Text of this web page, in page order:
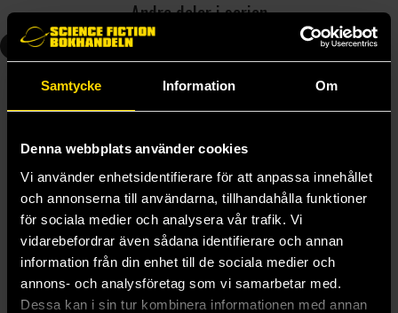
Samtycke Information Om
Denna webbplats använder cookies
Vi använder enhetsidentifierare för att anpassa innehållet
och annonserna till användarna, tillhandahålla funktioner
för sociala medier och analysera vår trafik. Vi
vidarebefordrar även sådana identifierare och annan
information från din enhet till de sociala medier och
annons- och analysföretag som vi samarbetar med.
Dessa kan i sin tur kombinera informationen med annan
Andra delar i serien
Skurkarnas skurk - Skurkskolan